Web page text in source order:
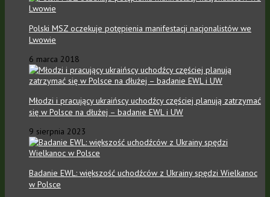
Polski MSZ oczekuje potępienia manifestacji nacjonalistów we
Lwowie
6 marca 2018
Młodzi i pracujący ukraińscy uchodźcy częściej planują zatrzymać
się w Polsce na dłużej – badanie EWL i UW
9 sierpnia 2023
Badanie EWL: większość uchodźców z Ukrainy spędzi Wielkanoc
w Polsce